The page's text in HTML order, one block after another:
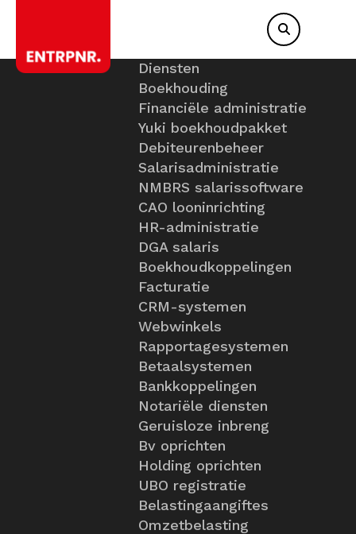
Diensten
Boekhouding
Financiële administratie
Yuki boekhoudpakket
Debiteurenbeheer
Salarisadministratie
NMBRS salarissoftware
CAO looninrichting
HR-administratie
DGA salaris
Boekhoudkoppelingen
Facturatie
CRM-systemen
Webwinkels
Rapportagesystemen
Betaalsystemen
Bankkoppelingen
Notariële diensten
Geruisloze inbreng
Bv oprichten
Holding oprichten
UBO registratie
Belastingaangiftes
Omzetbelasting